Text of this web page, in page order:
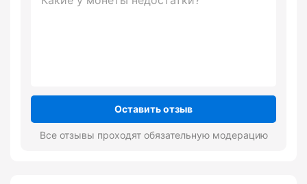
Оставить отзыв
Все отзывы проходят обязательную модерацию